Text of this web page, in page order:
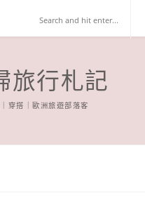
旅行札記
穿搭｜歐洲旅遊部落客